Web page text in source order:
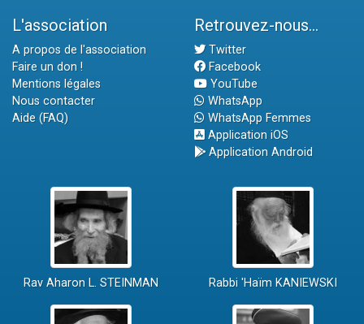
L'association
A propos de l'association
Faire un don !
Mentions légales
Nous contacter
Aide (FAQ)
Retrouvez-nous...
Twitter
Facebook
YouTube
WhatsApp
WhatsApp Femmes
Application iOS
Application Android
Rav Aharon L. STEINMAN Rabbi 'Haïm KANIEWSKI